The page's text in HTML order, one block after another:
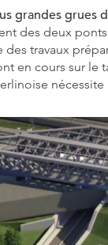
grandes grues
des deux
travaux
en cours sur le